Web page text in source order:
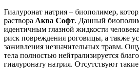
Гиалуронат натрия – биополимер,
раствора Аква Софт. Данный
идентичным глазной жидкости
риск повреждения роговицы, а также
заживления незначительных травм.
тела полностью нейтрализируется
гиалуронату натрия. Отсутствуют